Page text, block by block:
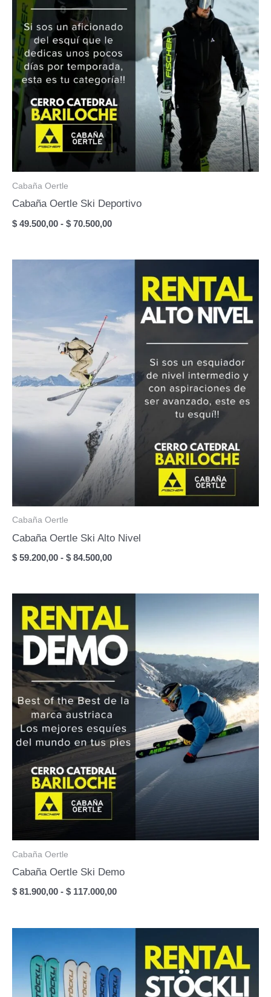
Cabaña Oertle
Cabaña Oertle Ski Deportivo
$ 49.500,00 - $ 70.500,00Rango
desde
$ 70.500,00
Cabaña Oertle
Cabaña Oertle Ski Alto Nivel
$ 59.200,00 - $ 84.500,00Rango
desde
$ 59.200,00
$ 84.500,00
Cabaña Oertle
Cabaña Oertle Ski Demo
$ 81.900,00 - $ 117.000,00Rango
desde
$ 117.000,00